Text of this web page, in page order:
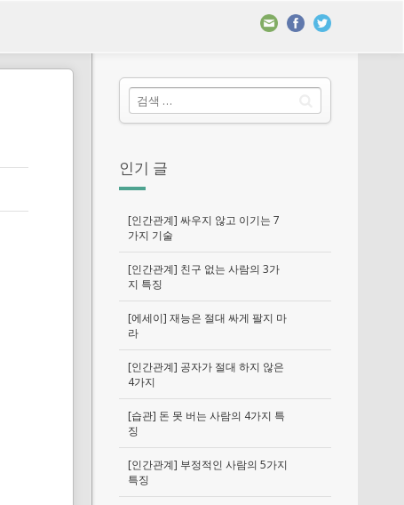
인기 글
[인간관계] 싸우지 않고 이기는 7
가지 기술
[인간관계] 친구 없는 사람의 3가
지 특징
[에세이] 재능은 절대 싸게 팔지 마
라
[인간관계] 공자가 절대 하지 않은
4가지
[습관] 돈 못 버는 사람의 4가지 특
징
[인간관계] 부정적인 사람의 5가지
특징